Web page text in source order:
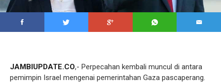
JAMBIUPDATE.CO,- Perpecahan kembali muncul di antara
pemimpin Israel mengenai pemerintahan Gaza pascaperang.